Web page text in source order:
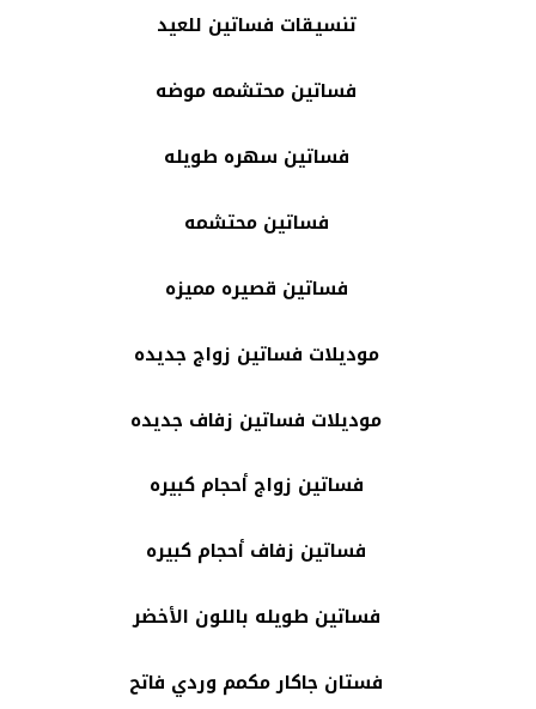
تنسيقات فساتين للعيد
فساتين محتشمه موضه
فساتين سهره طويله
فساتين محتشمه
فساتين قصيره مميزه
موديلات فساتين زواج جديده
موديلات فساتين زفاف جديده
فساتين زواج أحجام كبيره
فساتين زفاف أحجام كبيره
فساتين طويله باللون الأخضر
فستان جاكار مكمم وردي فاتح